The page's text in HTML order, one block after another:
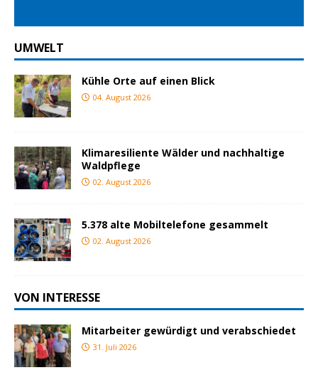
UMWELT
Kühle Orte auf einen Blick
04. August 2026
Klimaresiliente Wälder und nachhaltige
Waldpflege
02. August 2026
5.378 alte Mobiltelefone gesammelt
02. August 2026
VON INTERESSE
Mitarbeiter gewürdigt und verabschiedet
31. Juli 2026